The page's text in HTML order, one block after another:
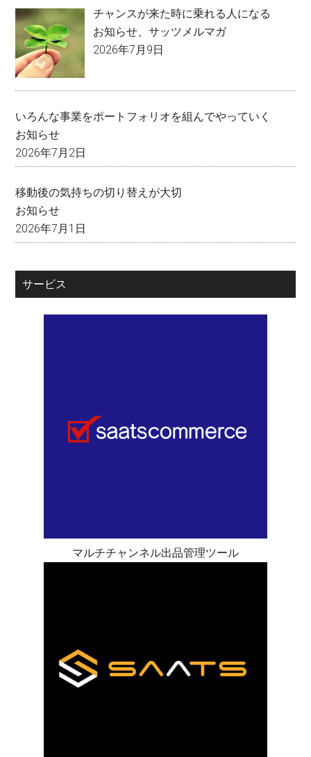
チャンスが来た時に乗れる人になる
お知らせ、サッツメルマガ
2026年7月9日
いろんな事業をポートフォリオを組んでやっていく
お知らせ
2026年7月2日
移動後の気持ちの切り替えが大切
お知らせ
2026年7月1日
サービス
マルチチャンネル出品管理ツール